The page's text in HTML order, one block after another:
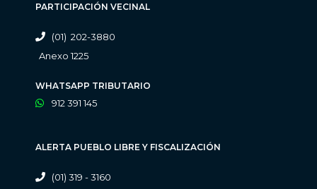
PARTICIPACIÓN VECINAL
(01) 202-3880
Anexo 1225
WHATSAPP TRIBUTARIO
912 391 145
ALERTA PUEBLO LIBRE Y FISCALIZACIÓN
(01) 319 - 3160